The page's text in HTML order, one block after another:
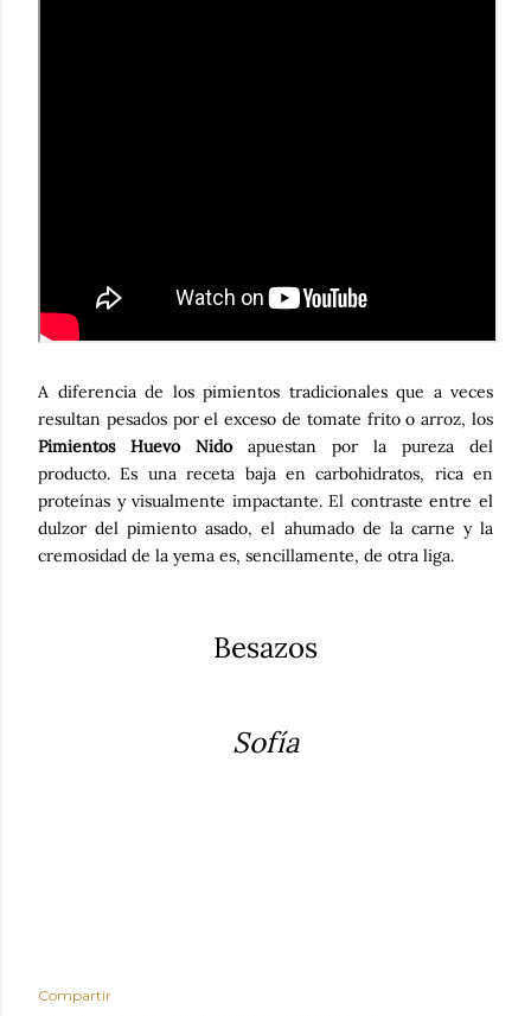
A diferencia de los pimientos tradicionales que a veces
resultan pesados por el exceso de tomate frito o arroz, los
Pimientos Huevo Nidoapuestan por la pureza del
producto. Es una receta baja en carbohidratos, rica en
proteínas y visualmente impactante. El contraste entre el
dulzor del pimiento asado, el ahumado de la carne y la
cremosidad de la yema es, sencillamente, de otra liga.
Besazos
Sofía
Compartir